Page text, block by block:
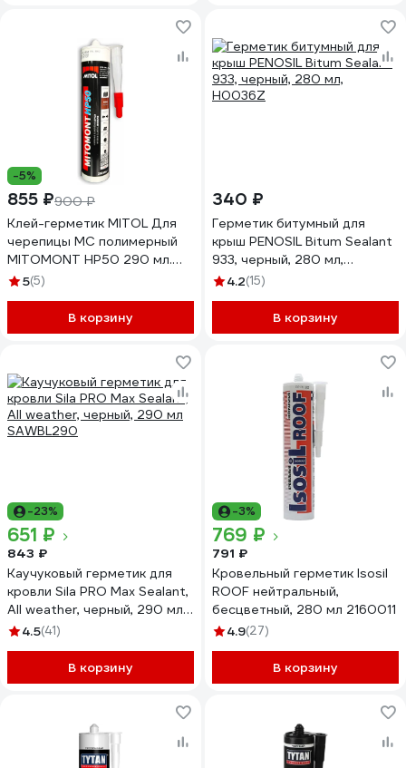
-5%
855 ₽900 ₽
Клей-герметик MITOL Для
черепицы МС полимерный
MITOMONT HP50 290 мл.
коричневый 3838958533588
5(5)
В корзину
340 ₽
Герметик битумный для
крыш PENOSIL Bitum Sealant
933, черный, 280 мл,
H0036Z
4.2(15)
В корзину
-23%
651 ₽
843 ₽
Каучуковый герметик для
кровли Sila PRO Max Sealant,
All weather, черный, 290 мл
SAWBL290
4.5(41)
В корзину
-3%
769 ₽
791 ₽
Кровельный герметик Isosil
ROOF нейтральный,
бесцветный, 280 мл 2160011
4.9(27)
В корзину